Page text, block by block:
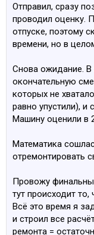
Отправил, сразу
проводил оценку.
отпуске, поэтому
времени, но в
Снова ожидание. В
окончательную
которых не
равно упустили), и
Машину оценили в
Математика
отремонтировать
Провожу
тут происходит
Всё это время я
и строил все
ремонта =